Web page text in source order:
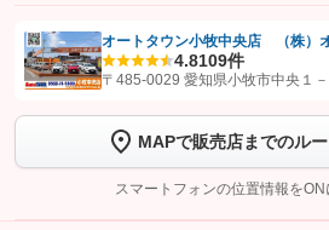
【STEP1】認証画面でグーネットを友だち追加
トーク画面で
ボタンをタップして
完了してください。
こちら
オートタウン小牧中央店 （株）
4.8109件
〒485-0029 愛知県小牧市中央１
MAPで販売店までのル
スマートフォンの位置情報を